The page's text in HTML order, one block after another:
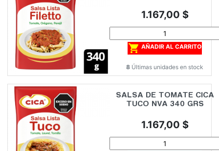
Precio
1.167,00 $
 AÑADIR AL CARRITO
8 Últimas unidades en stock
SALSA DE TOMATE CICA
TUCO NVA 340 GRS
Precio
1.167,00 $